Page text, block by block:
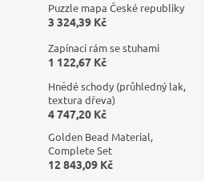
Puzzle mapa České republiky
3 324,39 Kč
Zapínací rám se stuhami
1 122,67 Kč
Hnědé schody (průhledný lak,
textura dřeva)
4 747,20 Kč
Golden Bead Material,
Complete Set
12 843,09 Kč